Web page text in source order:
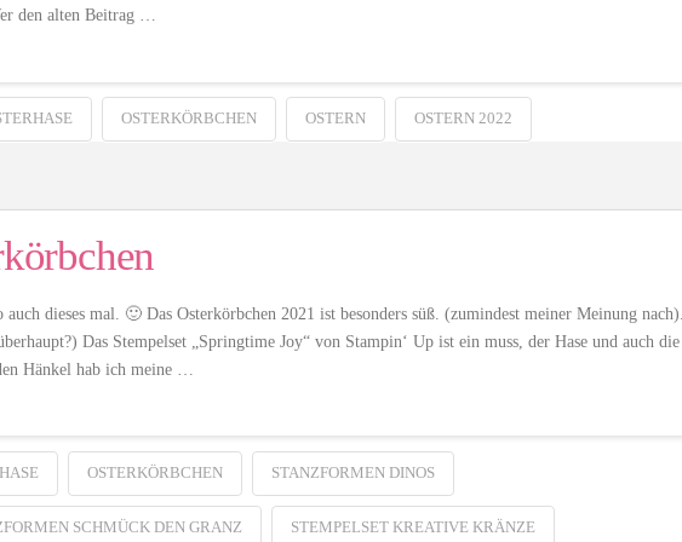
den alten Beitrag …
OSTERKÖRBCHEN OSTERN OSTERN 2022
dieses mal. 🙂 Das Osterkörbchen 2021 ist besonders süß. (zumindest meiner Meinung
Das Stempelset „Springtime Joy“ von Stampin‘ Up ist ein muss, der Hase und auch die
Hänkel hab ich meine …
OSTERKÖRBCHEN STANZFORMEN DINOS
SCHMÜCK DEN GRANZ STEMPELSET KREATIVE KRÄNZE